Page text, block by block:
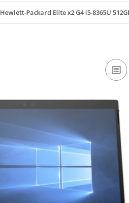
Hewlett-Packard Elite x2 G4 i5-8365U